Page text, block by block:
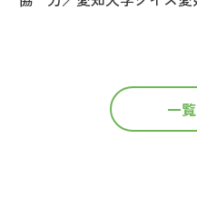
一